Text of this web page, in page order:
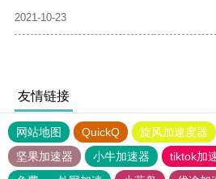
2021-10-23
友情链接
网站地图 QuickQ 旋风加速度器
坚果加速器
小牛加速器 tiktok加